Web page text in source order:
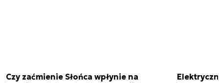
Czy zaćmienie Słońca wpłynie na